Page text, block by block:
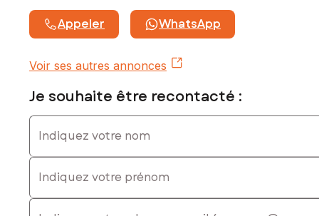
Appeler WhatsApp
Voir ses autres annonces
Je souhaite être recontacté :
Indiquez votre nom
Indiquez votre prénom
E-mail